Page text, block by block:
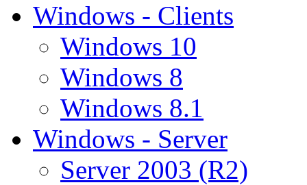
Windows - Clients
Windows 10
Windows 8
Windows 8.1
Windows - Server
Server 2003 (R2)